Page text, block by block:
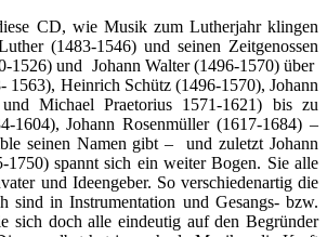
CD, wie Musik zum Lutherjahr klingen
(1483-1546) und seinen Zeitgenossen
1526) und Johann Walter (1496-1570) über
1563), Heinrich Schütz (1496-1570), Johann
Michael Praetorius 1571-1621) bis zu
1604), Johann Rosenmüller (1617-1684) –
seinen Namen gibt – und zuletzt Johann
1750) spannt sich ein weiter Bogen. Sie alle
und Ideengeber. So verschiedenartig die
sind in Instrumentation und Gesangs- bzw.
sich doch alle eindeutig auf den Begründer